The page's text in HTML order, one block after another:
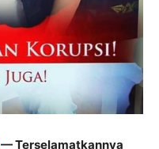
— Terselamatkannya